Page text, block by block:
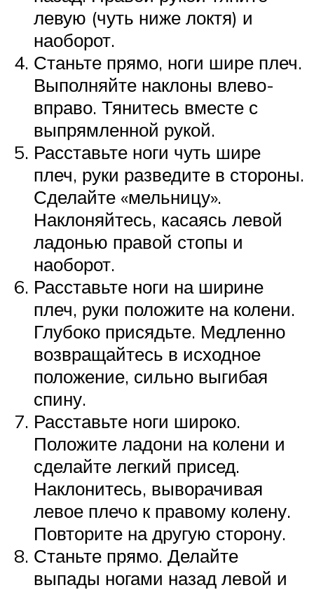
левую (чуть ниже локтя) и
наоборот.
Станьте прямо, ноги шире плеч.
Выполняйте наклоны влево-
вправо. Тянитесь вместе с
выпрямленной рукой.
Расставьте ноги чуть шире
плеч, руки разведите в стороны.
Сделайте «мельницу».
Наклоняйтесь, касаясь левой
ладонью правой стопы и
наоборот.
Расставьте ноги на ширине
плеч, руки положите на колени.
Глубоко присядьте. Медленно
возвращайтесь в исходное
положение, сильно выгибая
спину.
Расставьте ноги широко.
Положите ладони на колени и
сделайте легкий присед.
Наклонитесь, выворачивая
левое плечо к правому колену.
Повторите на другую сторону.
Станьте прямо. Делайте
выпады ногами назад левой и